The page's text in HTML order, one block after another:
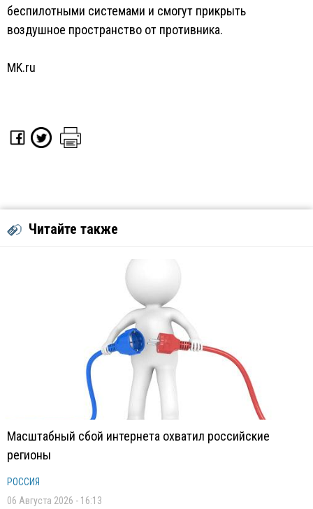
беспилотными системами и смогут прикрыть
воздушное пространство от противника.
MK.ru
Читайте также
Масштабный сбой интернета охватил российские
регионы
РОССИЯ
06 Августа 2026 - 16:13